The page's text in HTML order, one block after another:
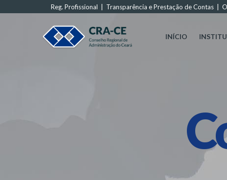
Reg. Profissional Transparência e Prestação de Contas
INÍCIO